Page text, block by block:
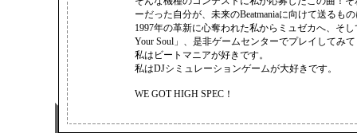
ーだった自分が、未来のBeatmaniaに向けて送るも
1997年の革新に心奪われた私からミュゼカへ、そ
Your Soul」、是非ゲームセンターでプレイしてみ
私はビートマニアが好きです。
私はDJシミュレーションゲームが大好きです。
WE GOT HIGH SPEC！